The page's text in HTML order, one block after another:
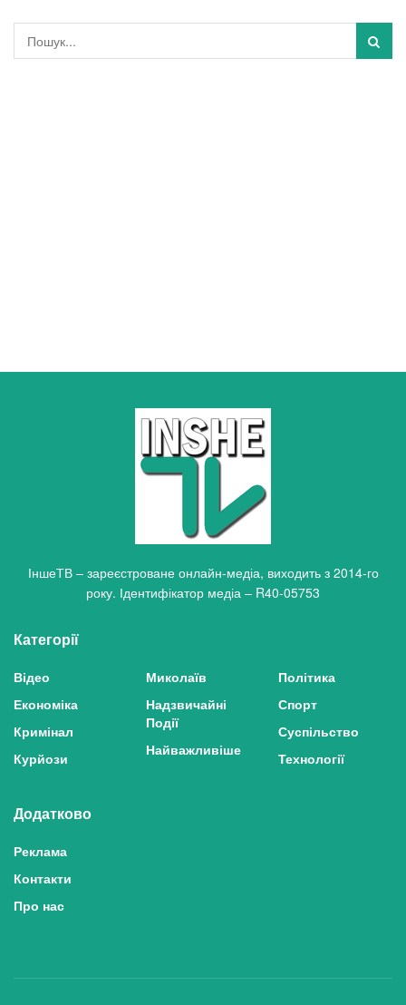
ІншеТВ – зареєстроване онлайн-медіа, виходить з 2014-го
року. Ідентифікатор медіа – R40-05753
Категорії
Відео
Економіка
Кримінал
Курйози
Миколаїв
Надзвичайні
Події
Найважливіше
Політика
Спорт
Суспільство
Технології
Додатково
Реклама
Контакти
Про нас